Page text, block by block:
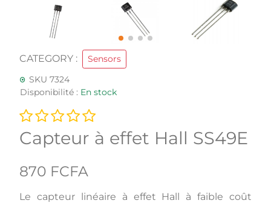
CATEGORY :
Sensors
SKU 7324
Disponibilité : En stock
Capteur à effet Hall SS49E
870 FCFA
Le capteur linéaire à effet Hall à faible coût